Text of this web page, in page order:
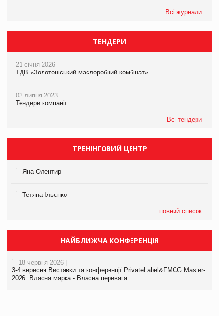
Всі журнали
ТЕНДЕРИ
21 січня 2026
ТДВ «Золотоніський маслоробний комбінат»
03 липня 2023
Тендери компанії
Всі тендери
ТРЕНІНГОВИЙ ЦЕНТР
Яна Олентир
Тетяна Ільєнко
повний список
НАЙБЛИЖЧА КОНФЕРЕНЦІЯ
18 червня 2026 |
3-4 вересня Виставки та конференції PrivateLabel&FMCG Master-
2026: Власна марка - Власна перевага